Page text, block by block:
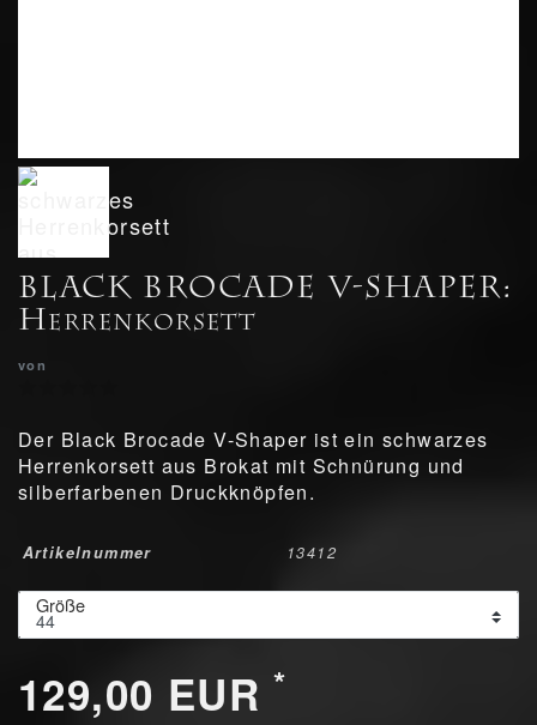
BLACK BROCADE V-SHAPER:
Herrenkorsett
von
Der Black Brocade V-Shaper ist ein schwarzes
Herrenkorsett aus Brokat mit Schnürung und
silberfarbenen Druckknöpfen.
Artikelnummer 13412
Größe
129,00 EUR*